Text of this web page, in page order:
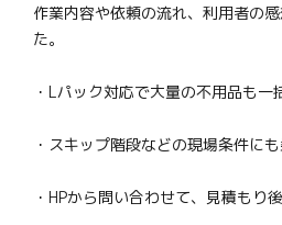
作業内容や依頼の流れ、利用者の
た。
・Lパック対応で大量の不用品も一
・スキップ階段などの現場条件に
・HPから問い合わせて、見積もり